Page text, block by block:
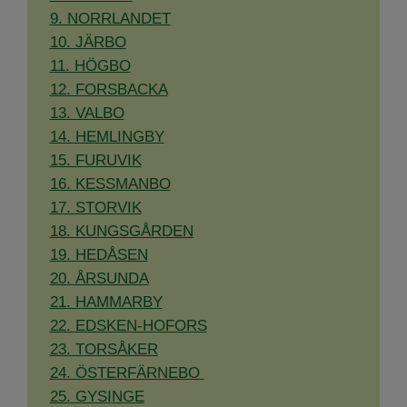
​​​​​​​9. NORRLANDET
10. JÄRBO
11. HÖGBO
12. FORSBACKA
13. VALBO
14. HEMLINGBY
15. FURUVIK
16. KESSMANBO
17. STORVIK
18. KUNGSGÅRDEN
19. HEDÅSEN
20. ÅRSUNDA
21. HAMMARBY
22. EDSKEN-HOFORS
23. TORSÅKER
24. ÖSTERFÄRNEBO ​​​​​​​
​​​​​​​25. GYSINGE